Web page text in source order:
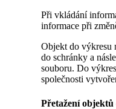
Při vkládání
informace při
Objekt do výkresu
do schránky a
souboru. Do
společnosti
Přetažení objektů